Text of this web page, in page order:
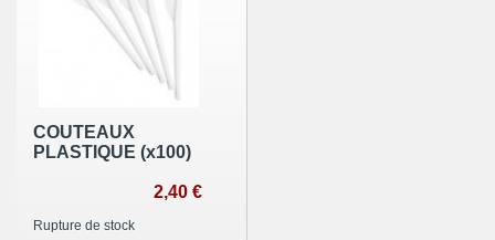
COUTEAUX
PLASTIQUE (x100)
2,40 €
Rupture de stock